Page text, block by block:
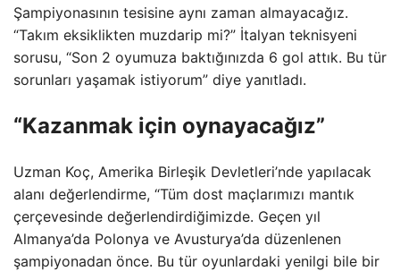
Şampiyonasının tesisine aynı zaman almayacağız.
“Takım eksiklikten muzdarip mi?” İtalyan teknisyeni
sorusu, “Son 2 oyumuza baktığınızda 6 gol attık. Bu tür
sorunları yaşamak istiyorum” diye yanıtladı.
“Kazanmak için oynayacağız”
Uzman Koç, Amerika Birleşik Devletleri’nde yapılacak
alanı değerlendirme, “Tüm dost maçlarımızı mantık
çerçevesinde değerlendirdiğimizde. Geçen yıl
Almanya’da Polonya ve Avusturya’da düzenlenen
şampiyonadan önce. Bu tür oyunlardaki yenilgi bile bir